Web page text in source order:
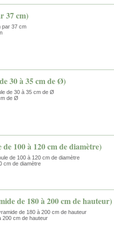
37 cm)
par 37 cm
30 à 35 cm de Ø)
de 30 à 35 cm de Ø
de Ø
100 à 120 cm de diamètre)
de 100 à 120 cm de diamètre
cm de diamètre
de 180 à 200 cm de hauteur)
de 180 à 200 cm de hauteur
200 cm de hauteur